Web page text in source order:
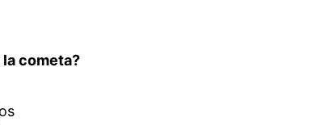
cometa?